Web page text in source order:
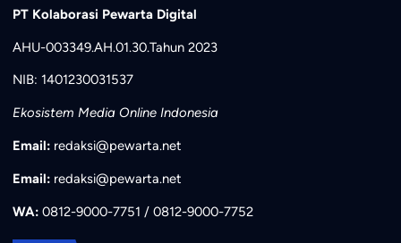
PT Kolaborasi Pewarta Digital
AHU-003349.AH.01.30.Tahun 2023
NIB: 1401230031537
Ekosistem Media Online Indonesia
Email: redaksi@pewarta.net
Email: redaksi@pewarta.net
WA:0812-9000-7751 / 0812-9000-7752